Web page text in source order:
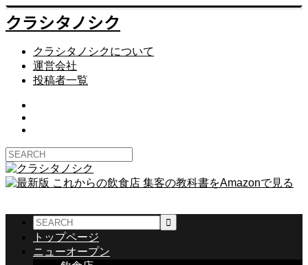
クラシタノシク
クラシタノシクについて
運営会社
投稿者一覧
トップページ
ニューオープン